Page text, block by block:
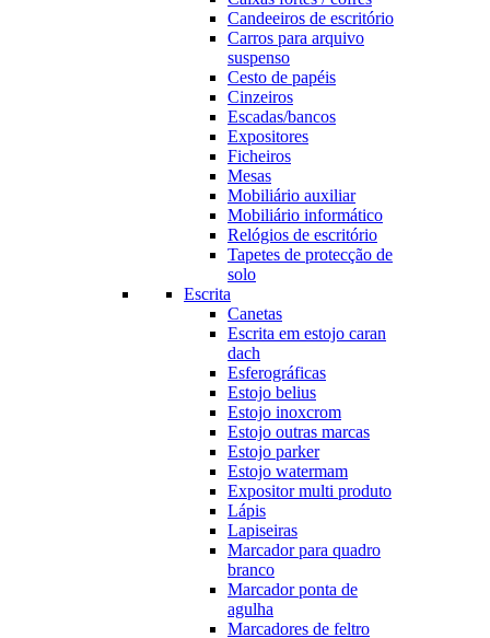
Candeeiros de escritório
Carros para arquivo
suspenso
Cesto de papéis
Cinzeiros
Escadas/bancos
Expositores
Ficheiros
Mesas
Mobiliário auxiliar
Mobiliário informático
Relógios de escritório
Tapetes de protecção de
solo
Escrita
Canetas
Escrita em estojo caran
dach
Esferográficas
Estojo belius
Estojo inoxcrom
Estojo outras marcas
Estojo parker
Estojo watermam
Expositor multi produto
Lápis
Lapiseiras
Marcador para quadro
branco
Marcador ponta de
agulha
Marcadores de feltro